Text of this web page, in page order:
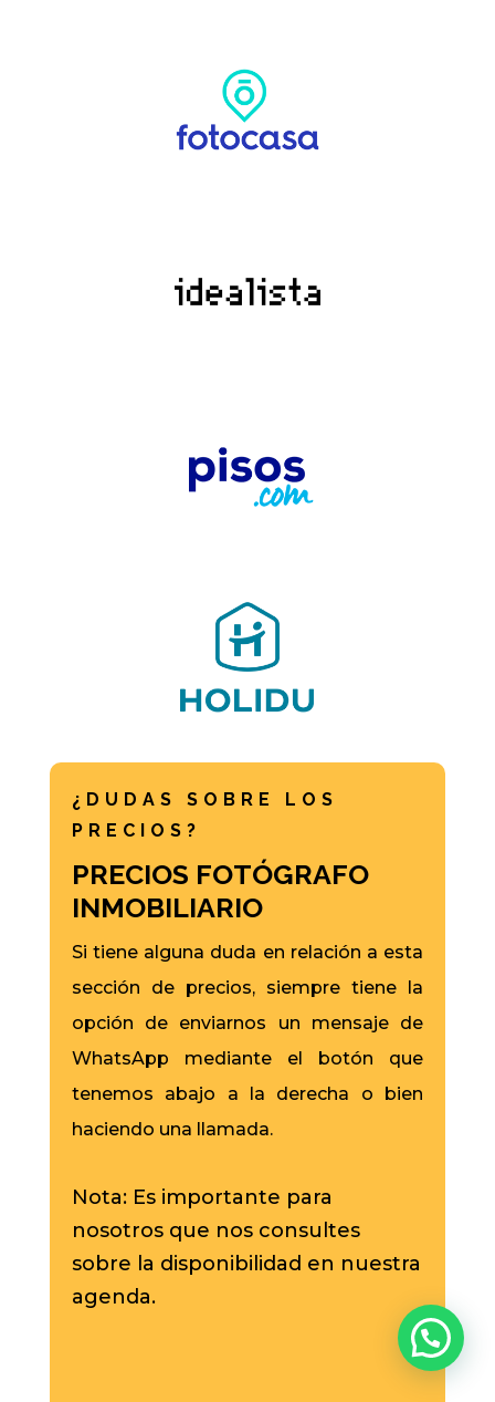
¿DUDAS SOBRE LOS
PRECIOS?
PRECIOS FOTÓGRAFO
INMOBILIARIO
Si tiene alguna duda en relación a esta
sección de precios, siempre tiene la
opción de enviarnos un mensaje de
WhatsApp mediante el botón que
tenemos abajo a la derecha o bien
haciendo una llamada.
Nota: Es importante para
nosotros que nos consultes
sobre la disponibilidad en nuestra
agenda.